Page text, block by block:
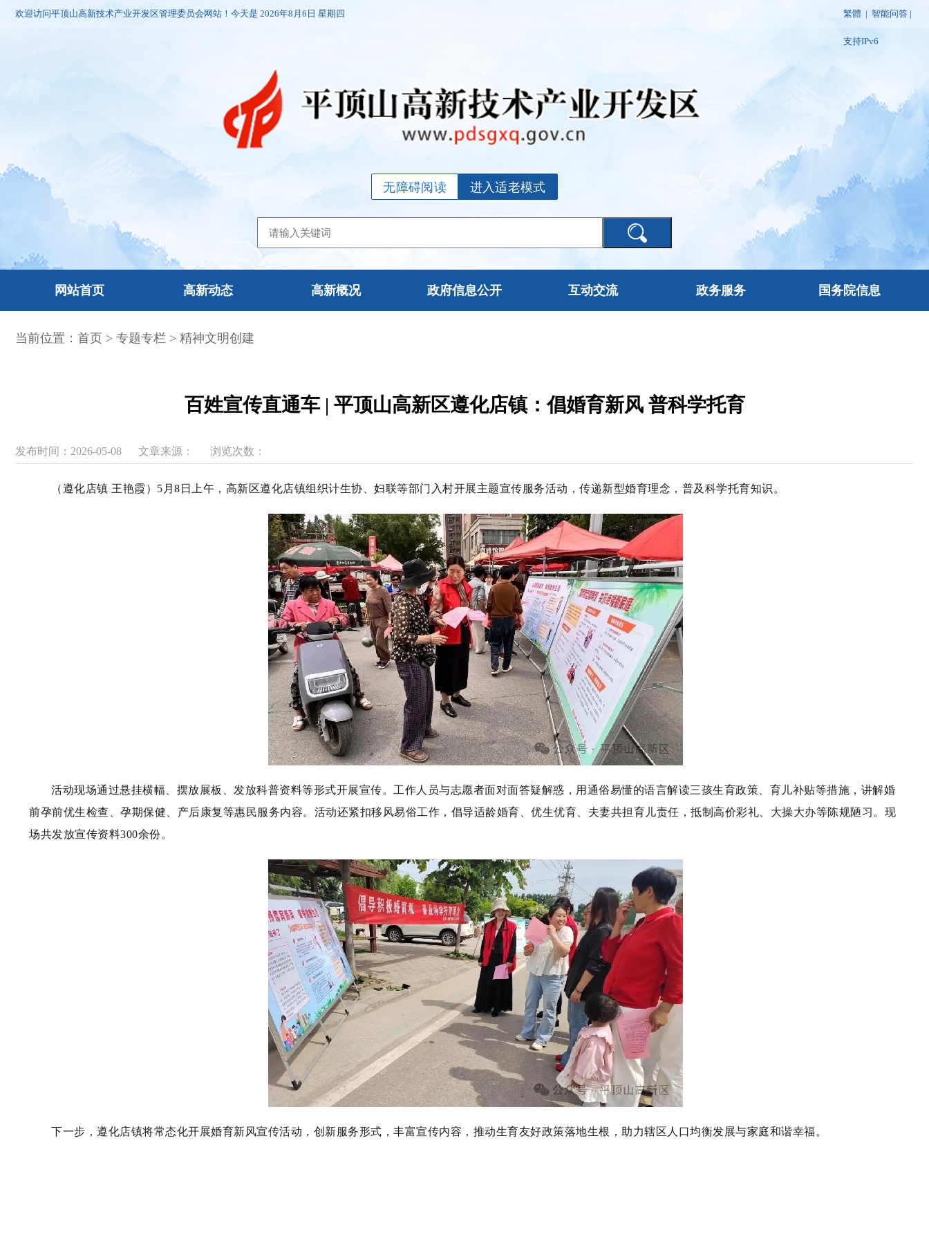
欢迎访问平顶山高新技术产业开发区管理委员会网站！今天是 2026年8月6日 星期四 繁體 | 智能问答 |
支持IPv6
进入适老模式
无障碍阅读
网站首页 高新动态 高新概况 政府信息公开 互动交流 政务服务 国务院信息
当前位置： 首页 > 专题专栏 > 精神文明创建
百姓宣传直通车 | 平顶山高新区遵化店镇：倡婚育新风 普科学托育
发布时间：2026-05-08 文章来源： 浏览次数：
（遵化店镇 王艳霞）5月8日上午，高新区遵化店镇组织计生协、妇联等部门入村开展主题宣传服务活动，传递新型婚育理念，普及科学托育知识。
活动现场通过悬挂横幅、摆放展板、发放科普资料等形式开展宣传。工作人员与志愿者面对面答疑解惑，用通俗易懂的语言解读三孩生育政策、育儿补贴等措施，讲解婚
前孕前优生检查、孕期保健、产后康复等惠民服务内容。活动还紧扣移风易俗工作，倡导适龄婚育、优生优育、夫妻共担育儿责任，抵制高价彩礼、大操大办等陈规陋习。现
场共发放宣传资料300余份。
下一步，遵化店镇将常态化开展婚育新风宣传活动，创新服务形式，丰富宣传内容，推动生育友好政策落地生根，助力辖区人口均衡发展与家庭和谐幸福。